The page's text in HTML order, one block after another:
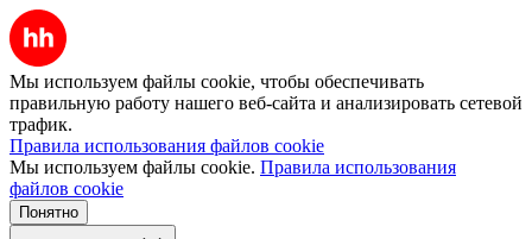
Мы используем файлы cookie, чтобы обеспечивать
правильную работу нашего веб-сайта и анализировать сетевой
трафик.
Правила использования файлов cookie
Мы используем файлы cookie. Правила использования
файлов cookie
Понятно